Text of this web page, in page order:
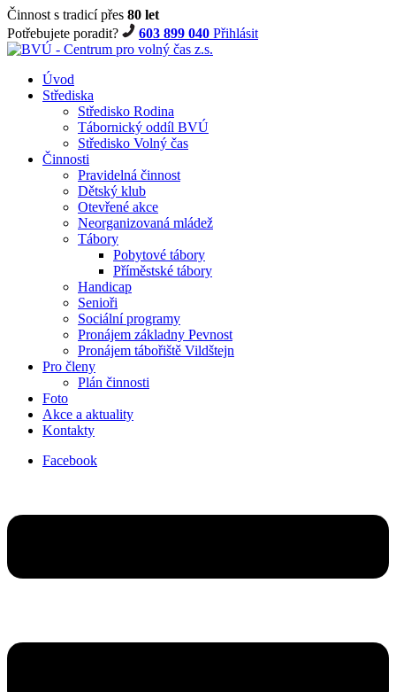
Činnost s tradicí přes 80 let
Potřebujete poradit?
603 899 040 Přihlásit
Úvod
Střediska
Středisko Rodina
Tábornický oddíl BVÚ
Středisko Volný čas
Činnosti
Pravidelná činnost
Dětský klub
Otevřené akce
Neorganizovaná mládež
Tábory
Pobytové tábory
Příměstské tábory
Handicap
Senioři
Sociální programy
Pronájem základny Pevnost
Pronájem tábořiště Vildštejn
Pro členy
Plán činnosti
Foto
Akce a aktuality
Kontakty
Facebook